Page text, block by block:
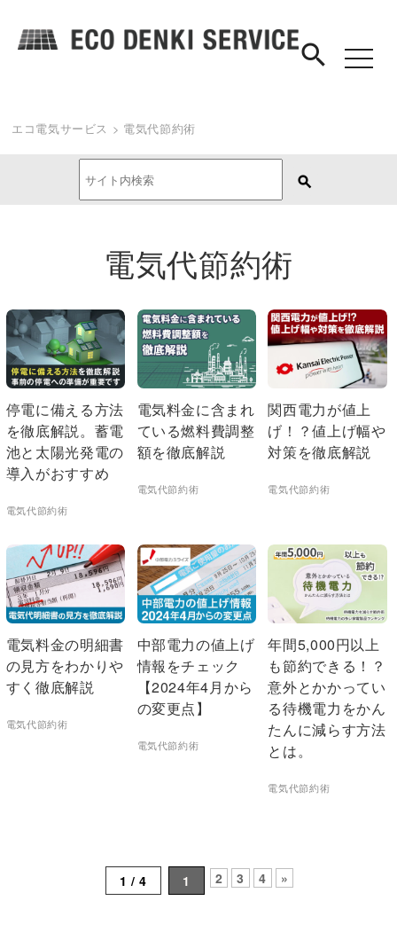
toggle
search
エコ電気サービス > 電気代節約術
電気代節約術
停電に備える方法
を徹底解説。蓄電
池と太陽光発電の
導入がおすすめ
電気代節約術
電気料金に含まれ
ている燃料費調整
額を徹底解説
電気代節約術
関西電力が値上
げ！？値上げ幅や
対策を徹底解説
電気代節約術
電気料金の明細書
の見方をわかりや
すく徹底解説
電気代節約術
中部電力の値上げ
情報をチェック
【2024年4月から
の変更点】
電気代節約術
年間5,000円以上
も節約できる！？
意外とかかってい
る待機電力をかん
たんに減らす方法
とは。
電気代節約術
1 / 4 1 2 3 4 »